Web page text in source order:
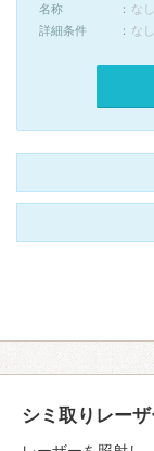
名称
なし
詳細条件
な
シミ取りレー